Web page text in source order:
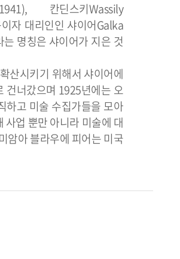
칸딘스키Wassily
자 대리인인 샤이어Galka
명칭은 샤이어가 지은 것
산시키기 위해서 샤이어에
건너갔으며 1925년에는 오
하고 미술 수집가들을 모아
업 뿐만 아니라 미술에 대
암아 블라우에 피어는 미국